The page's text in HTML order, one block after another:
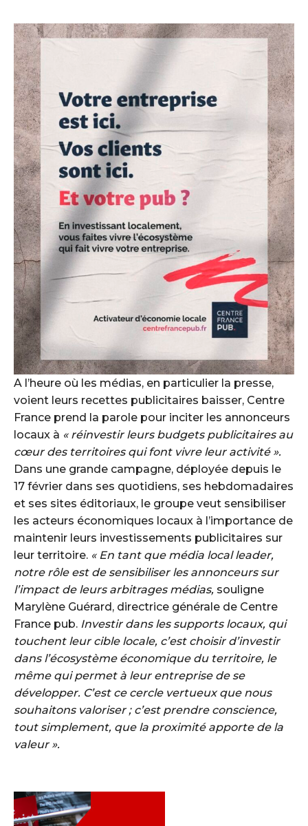
A l’heure où les médias, en particulier la presse,
voient leurs recettes publicitaires baisser, Centre
France prend la parole pour inciter les annonceurs
locaux à « réinvestir leurs budgets publicitaires au
cœur des territoires qui font vivre leur activité ».
Dans une grande campagne, déployée depuis le
17 février dans ses quotidiens, ses hebdomadaires
et ses sites éditoriaux, le groupe veut sensibiliser
les acteurs économiques locaux à l’importance de
maintenir leurs investissements publicitaires sur
leur territoire. « En tant que média local leader,
notre rôle est de sensibiliser les annonceurs sur
l’impact de leurs arbitrages médias, souligne
Marylène Guérard, directrice générale de Centre
France pub. Investir dans les supports locaux, qui
touchent leur cible locale, c’est choisir d’investir
dans l’écosystème économique du territoire, le
même qui permet à leur entreprise de se
développer. C’est ce cercle vertueux que nous
souhaitons valoriser ; c’est prendre conscience,
tout simplement, que la proximité apporte de la
valeur ».